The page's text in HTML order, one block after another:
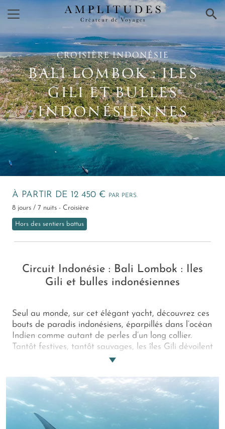
×
CROISIÈRE INDONÉSIE
BALI LOMBOK : ILES
GILI ET BULLES
INDONÉSIENNES
À PARTIR DE 12 450 € PAR PERS.
8 jours / 7 nuits - Croisière
Hors des sentiers battus
Circuit Indonésie : Bali Lombok : Iles
Gili et bulles indonésiennes
Seul au monde, sur cet élégant yacht, découvrez ces
bouts de paradis indonésiens, éparpillés dans l’océan
Indien comme autant de perles d’un long collier.
Tantôt festives, tantôt sauvages, les îles Gili dévoilent
leurs plages serties d’eau cristalline. Des paradis
un moment de détente divin, loin de tout… Quelle
belle croisière !
****Départs : 29/06/2024, 06/07/2024,
13/07/2024,27/07/2024 ****